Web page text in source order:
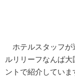
ホテルスタッフが
ルリリーフなんば
ントで紹介していま